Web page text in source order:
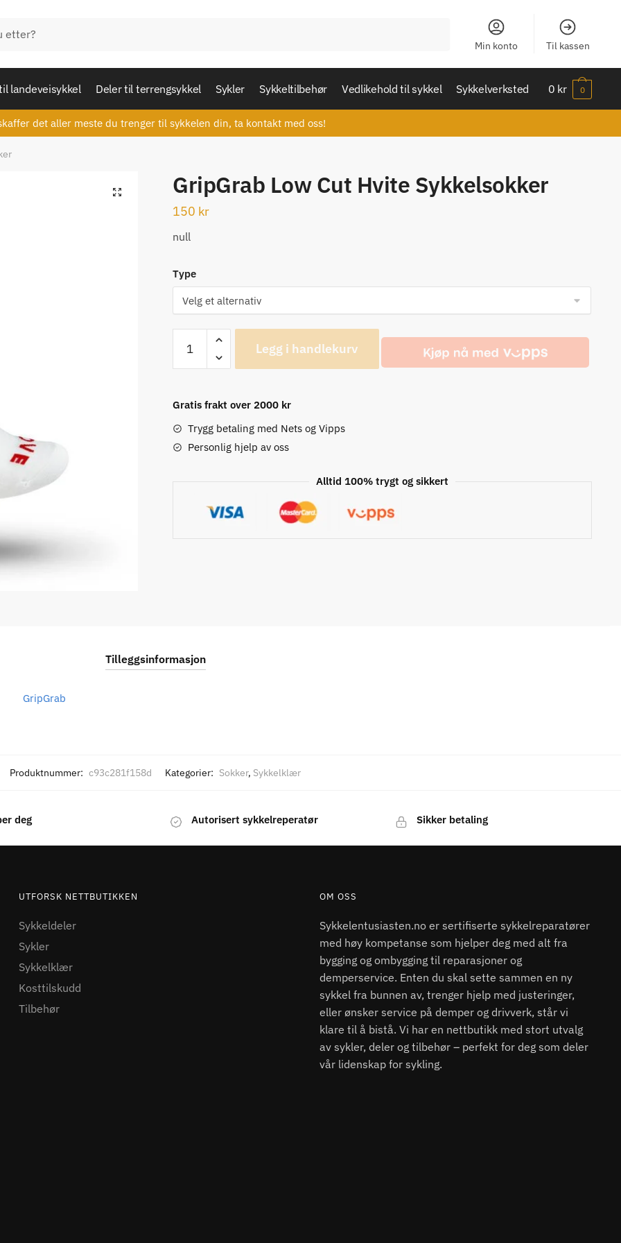
Min konto Til kassen
landeveisykkel Deler til terrengsykkel Sykler Sykkeltilbehør Vedlikehold til sykkel Sykkelverksted 0 kr 0
det aller meste du trenger til sykkelen din, ta kontakt med oss!
🔍 GripGrab Low Cut Hvite Sykkelsokker
150 kr
null
Type
GripGrab
Low
Cut
Sykkelsokker
antall
Legg i handlekurv
Gratis frakt over 2000 kr
Trygg betaling med Nets og Vipps
Personlig hjelp av oss
Alltid 100% trygt og sikkert
Tilleggsinformasjon
GripGrab
Produktnummer: c93c281f158d Kategorier: Sokker, Sykkelklær
deg Autorisert sykkelreperatør Sikker betaling
UTFORSK NETTBUTIKKEN
Sykkeldeler
Sykler
Sykkelklær
Kosttilskudd
Tilbehør
OM OSS
Sykkelentusiasten.no er sertifiserte sykkelreparatører
med høy kompetanse som hjelper deg med alt fra
bygging og ombygging til reparasjoner og
demperservice. Enten du skal sette sammen en ny
sykkel fra bunnen av, trenger hjelp med justeringer,
eller ønsker service på demper og drivverk, står vi
klare til å bistå. Vi har en nettbutikk med stort utvalg
av sykler, deler og tilbehør – perfekt for deg som deler
vår lidenskap for sykling.